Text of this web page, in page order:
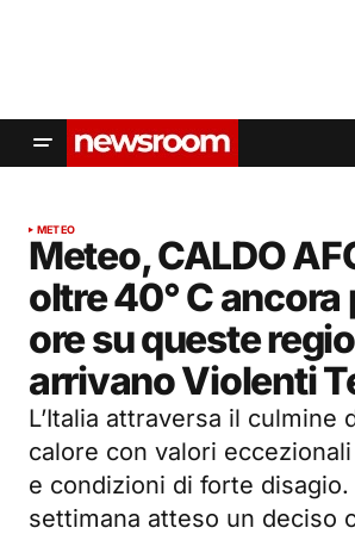
METEO
Meteo, CALDO
oltre 40° C ancora
ore su queste
arrivano Violenti
L’Italia attraversa il culmine
calore con valori
e condizioni di forte disagio.
settimana atteso un deciso